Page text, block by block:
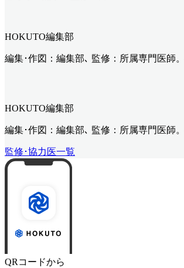
HOKUTO編集部
編集･作図：編集部､ 監修：所属専門医師
HOKUTO編集部
編集･作図：編集部､ 監修：所属専門医師
監修･協力医一覧
QRコードから